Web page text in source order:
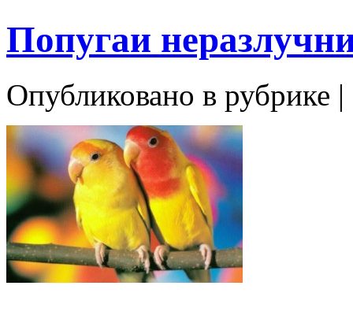
Попугаи
Опубликовано в рубрике |